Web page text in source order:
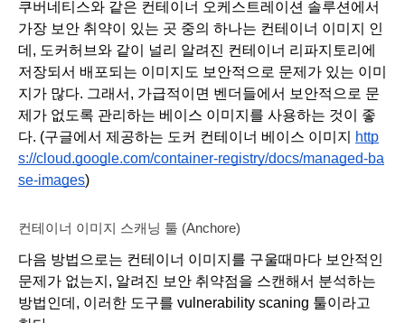
쿠버네티스와 같은 컨테이너 오케스트레이션 솔루션에서
가장 보안 취약이 있는 곳 중의 하나는 컨테이너 이미지 인
데, 도커허브와 같이 널리 알려진 컨테이너 리파지토리에
저장되서 배포되는 이미지도 보안적으로 문제가 있는 이미
지가 많다. 그래서, 가급적이면 벤더들에서 보안적으로 문
제가 없도록 관리하는 베이스 이미지를 사용하는 것이 좋
다. (구글에서 제공하는 도커 컨테이너 베이스 이미지
http
s://cloud.google.com/container-registry/docs/managed-ba
se-images)
컨테이너 이미지 스캐닝 툴 (Anchore)
다음 방법으로는 컨테이너 이미지를 구울때마다 보안적인
문제가 없는지, 알려진 보안 취약점을 스캔해서 분석하는
방법인데, 이러한 도구를 vulnerability scaning 툴이라고